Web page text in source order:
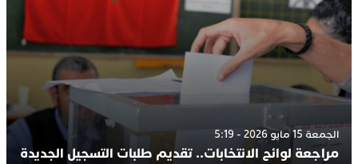
الجمعة 15 مايو 2026 - 5:19
مراجعة لوائح الانتخابات.. تقديم طلبات التسجيل الجديدة